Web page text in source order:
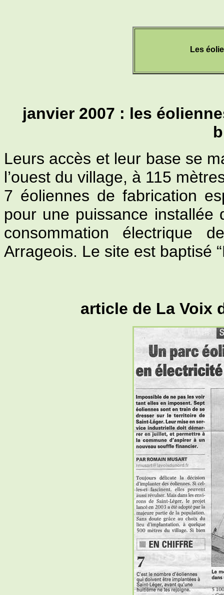
Les
janvier 2007 : les
Leurs accès et leur base se
l’ouest du village, à 115
7 éoliennes de fabrication
pour une puissance
consommation électrique
Arrageois. Le site est baptisé
article de La Voix